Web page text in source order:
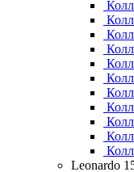
Leonardo